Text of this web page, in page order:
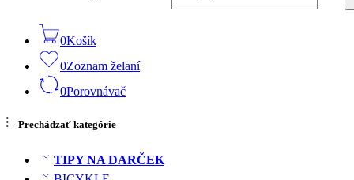
0Košík
0Zoznam želaní
0Porovnávač
Prechádzať kategórie
TIPY NA DARČEK